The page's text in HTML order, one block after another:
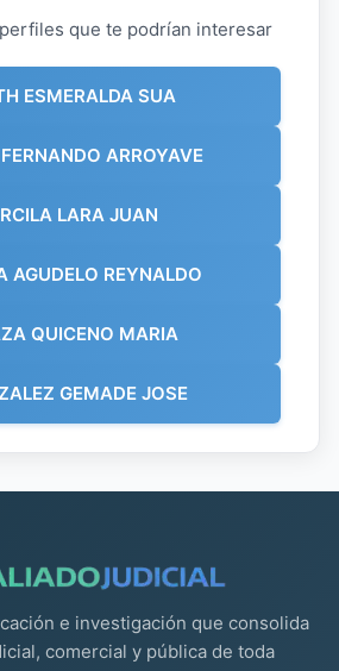
que te podrían interesar
ESMERALDA SUA
ARROYAVE
LARA JUAN
AGUDELO REYNALDO
QUICENO MARIA
GEMADE JOSE
e investigación que consolida
comercial y pública de toda